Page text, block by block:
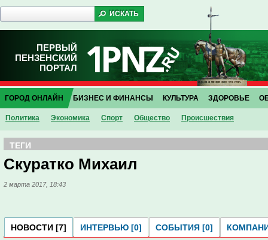
ПЕРВЫЙ
ПЕНЗЕНСКИЙ
ПОРТАЛ
ГОРОД ОНЛАЙН
Политика Экономика Спорт Общество Проиcшествия
БИЗНЕС И ФИНАНСЫ КУЛЬТУРА ЗДОРОВЬЕ
ТЕГИ
Скуратко Михаил
2 марта 2017, 18:43
НОВОСТИ [7] ИНТЕРВЬЮ [0] СОБЫТИЯ [0]